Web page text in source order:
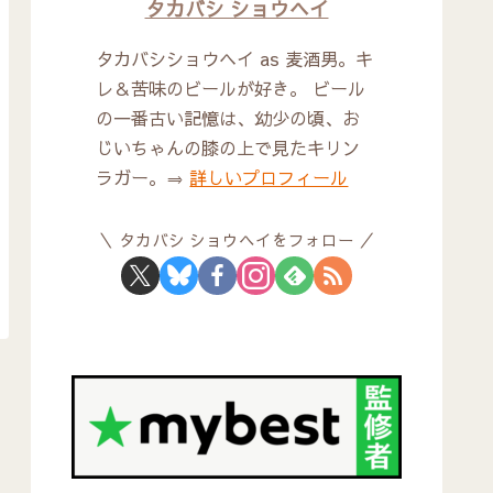
タカバシ ショウヘイ
タカバシショウヘイ as 麦酒男。キ
レ＆苦味のビールが好き。 ビール
の一番古い記憶は、幼少の頃、お
じいちゃんの膝の上で見たキリン
ラガー。⇒詳しいプロフィール
タカバシ ショウヘイをフォロー